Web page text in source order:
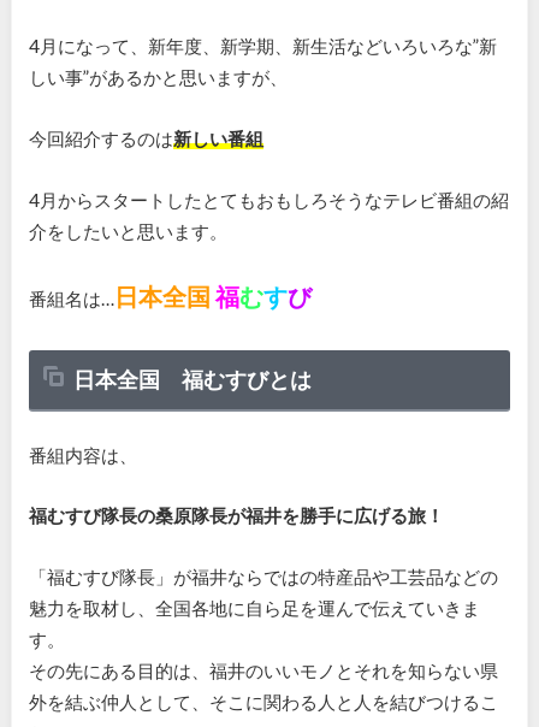
4月になって、新年度、新学期、新生活などいろいろな”新
しい事”があるかと思いますが、
今回紹介するのは新しい番組
4月からスタートしたとてもおもしろそうなテレビ番組の紹
介をしたいと思います。
番組名は…日本全国福むすび
日本全国 福むすびとは
番組内容は、
福むすび隊長の桑原隊長が福井を勝手に広げる旅！
「福むすび隊長」が福井ならではの特産品や工芸品などの
魅力を取材し、全国各地に自ら足を運んで伝えていきま
す。
その先にある目的は、福井のいいモノとそれを知らない県
外を結ぶ仲人として、そこに関わる人と人を結びつけるこ